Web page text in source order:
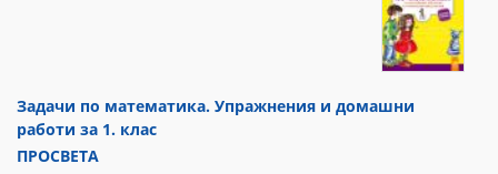
Задачи по математика. Упражнения и домашни
работи за 1. клас
ПРОСВЕТА